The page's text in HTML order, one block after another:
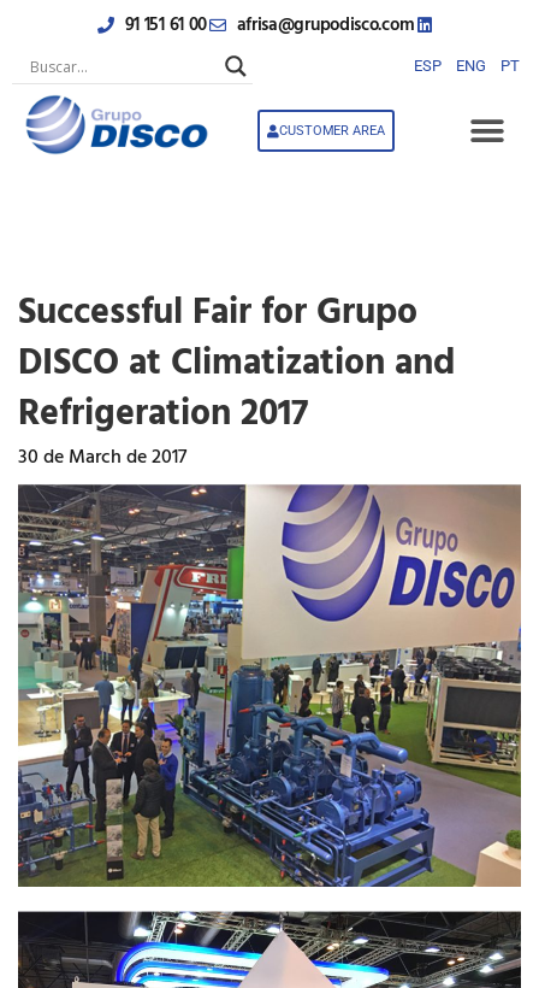
content
91 151 61 00 afrisa@grupodisco.com
ESP ENG PT
CUSTOMER AREA
Successful Fair for Grupo
DISCO at Climatization and
Refrigeration 2017
30 de March de 2017